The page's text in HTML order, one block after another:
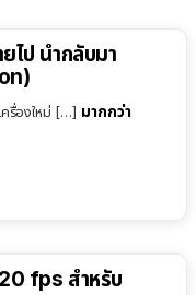
ไป นำกลับมา
รื่องใหม่ […] มากกว่า
fps สำหรับ